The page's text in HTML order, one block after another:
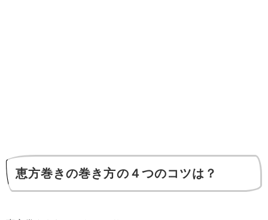
恵方巻きの巻き方の４つのコツは？